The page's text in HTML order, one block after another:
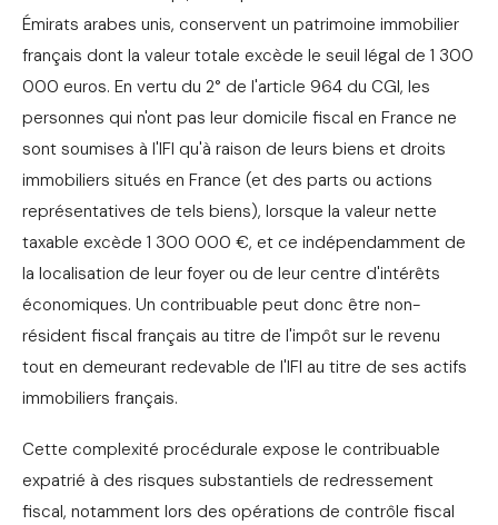
Émirats arabes unis, conservent un patrimoine immobilier
français dont la valeur totale excède le seuil légal de 1 300
000 euros. En vertu du 2° de l'article 964 du CGI, les
personnes qui n'ont pas leur domicile fiscal en France ne
sont soumises à l'IFI qu'à raison de leurs biens et droits
immobiliers situés en France (et des parts ou actions
représentatives de tels biens), lorsque la valeur nette
taxable excède 1 300 000 €, et ce indépendamment de
la localisation de leur foyer ou de leur centre d'intérêts
économiques. Un contribuable peut donc être non-
résident fiscal français au titre de l'impôt sur le revenu
tout en demeurant redevable de l'IFI au titre de ses actifs
immobiliers français.
Cette complexité procédurale expose le contribuable
expatrié à des risques substantiels de redressement
fiscal, notamment lors des opérations de contrôle fiscal